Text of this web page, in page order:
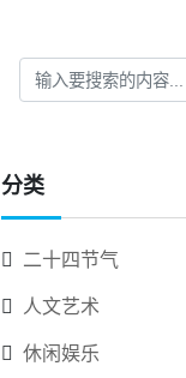
分类
二十四节气
人文艺术
休闲娱乐